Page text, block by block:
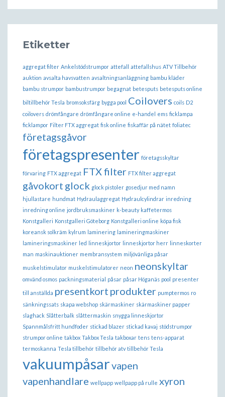
Etiketter
aggregat filter Ankelstödstrumpor attefall attefallshus ATV Tillbehör
auktion avsalta havsvatten avsaltningsanläggning bambu kläder
bambu strumpor bambustrumpor begagnat betesputs betesputs online
biltillbehör Tesla bromsoksfärg bygga pool Coilovers coils D2
coilovers drömfångare drömfångare online e-handel ems ficklampa
ficklampor Filter FTX aggregat fisk online fiskaffär på nätet foliatec
företagsgåvor
företagspresenter företagsskyltar
förvaring FTX aggregat FTX filter FTX filter aggregat
gåvokort glock glock pistoler gosedjur med namn
hjullastare hundmat Hydraulaggregat Hydraulcylindrar inredning
inredning online jordbruksmaskiner k-beauty kaffetermos
Konstgalleri Konstgalleri Göteborg Konstgalleri online köpa fisk
koreansk solkräm kylrum laminering lamineringmaskiner
lamineringsmaskiner led linneskjortor linneskjortor herr linneskorter
man maskinauktioner membransystem miljövänliga påsar
muskelstimulator muskelstimulatorer neon neonskyltar
omvänd osmos packningsmaterial påsar påsar Höganäs pool presenter
till anställda presentkort produkter pumptermos ro
sänkningssats skapa webshop skärmaskiner skärmaskiner papper
slaghack Slåtterbalk slåttermaskin snygga linneskjortor
Spannmålsfritt hundfoder stickad blazer stickad kavaj stödstrumpor
strumpor online takbox Takbox Tesla takboxar tens tens-apparat
termoskanna Tesla tillbehör tillbehör atv tillbehör Tesla
vakuumpåsarvapen
vapenhandlare wellpapp wellpapp på rulle xyron